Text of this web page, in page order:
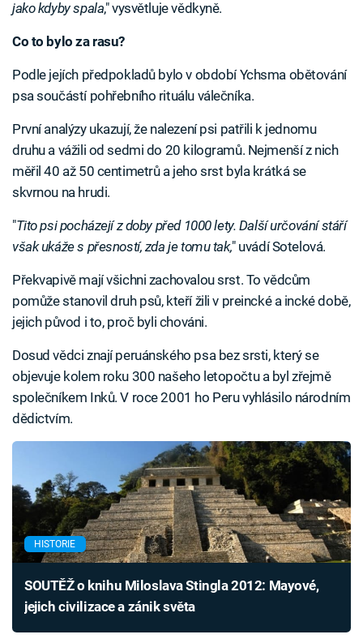
jako kdyby spala," vysvětluje vědkyně.
Co to bylo za rasu?
Podle jejích předpokladů bylo v období Ychsma obětování
psa součástí pohřebního rituálu válečníka.
První analýzy ukazují, že nalezení psi patřili k jednomu
druhu a vážili od sedmi do 20 kilogramů. Nejmenší z nich
měřil 40 až 50 centimetrů a jeho srst byla krátká se
skvrnou na hrudi.
"Tito psi pocházejí z doby před 1000 lety. Další určování stáří
však ukáže s přesností, zda je tomu tak," uvádí Sotelová.
Překvapivě mají všichni zachovalou srst. To vědcům
pomůže stanovil druh psů, kteří žili v preincké a incké době,
jejich původ i to, proč byli chováni.
Dosud vědci znají peruánského psa bez srsti, který se
objevuje kolem roku 300 našeho letopočtu a byl zřejmě
společníkem Inků. V roce 2001 ho Peru vyhlásilo národním
dědictvím.
HISTORIE
SOUTĚŽ o knihu Miloslava Stingla 2012: Mayové,
jejich civilizace a zánik světa